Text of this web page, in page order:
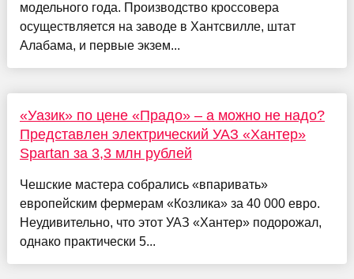
модельного года. Производство кроссовера
осуществляется на заводе в Хантсвилле, штат
Алабама, и первые экзем...
«Уазик» по цене «Прадо» – а можно не надо?
Представлен электрический УАЗ «Хантер»
Spartan за 3,3 млн рублей
Чешские мастера собрались «впаривать»
европейским фермерам «Козлика» за 40 000 евро.
Неудивительно, что этот УАЗ «Хантер» подорожал,
однако практически 5...